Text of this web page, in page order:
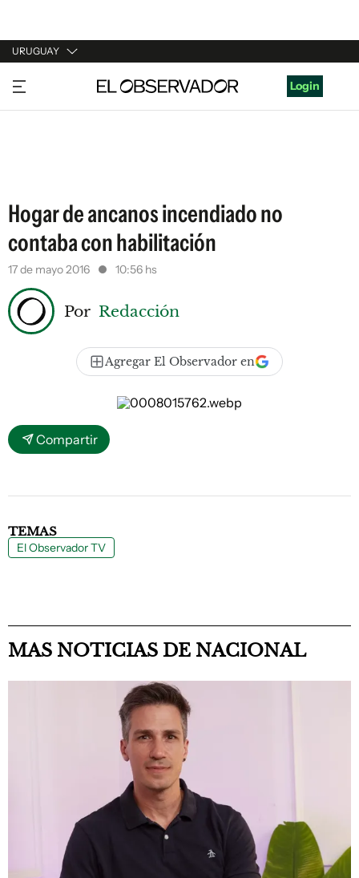
URUGUAY
URUGUAY
ARGENTINA
Login
Hogar de ancanos incendiado no
contaba con habilitación
17 de mayo 2016 10:56 hs
Por Redacción
Agregar El Observador en
Compartir
TEMAS
El Observador TV
MAS NOTICIAS DE NACIONAL